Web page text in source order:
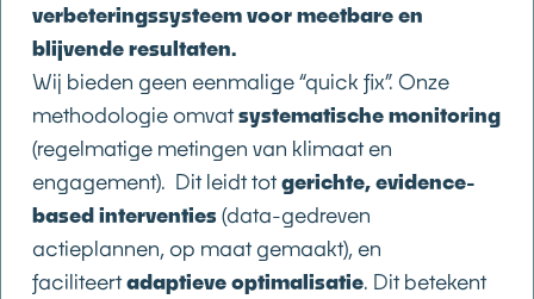
verbeteringssysteem voor meetbare en
blijvende resultaten.
Wij bieden geen eenmalige “quick fix”. Onze
methodologie omvatsystematische monitoring
(regelmatige metingen van klimaat en
engagement). Dit leidt totgerichte, evidence-
based interventies (data-gedreven
actieplannen, op maat gemaakt), en
faciliteertadaptieve optimalisatie. Dit betekent